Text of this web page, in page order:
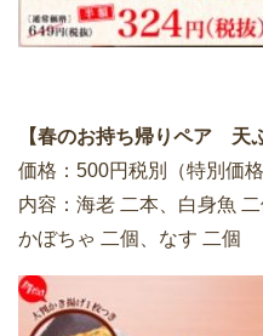
【春のお持ち帰りペア 天
価格：500円税別（特別価格
内容：海老 二本、白身魚
かぼちゃ 二個、なす 二個